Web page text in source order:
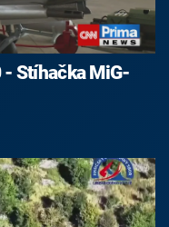
Stíhačka MiG-